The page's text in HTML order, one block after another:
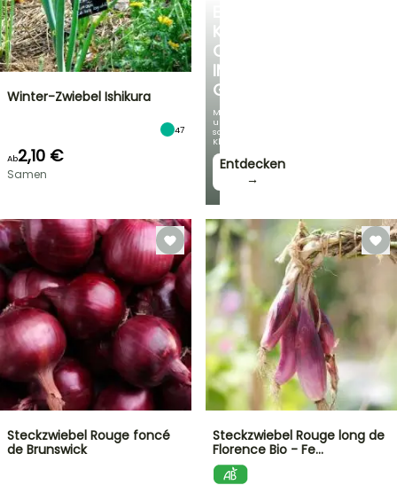
KÜHLE
OASE
IM
GARTEN
Mit
unseren
schönsten
Kletterpflanzen!
Entdecken
→
Winter-Zwiebel Ishikura
47
Ab2,10 €
Samen
Steckzwiebel Rouge foncé
de Brunswick
Steckzwiebel Rouge long de
Florence Bio - Fe…